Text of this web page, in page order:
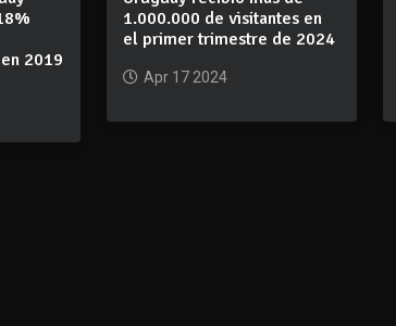
2019
1.000.000 de visitantes en
el primer trimestre de 2024
Apr 17 2024